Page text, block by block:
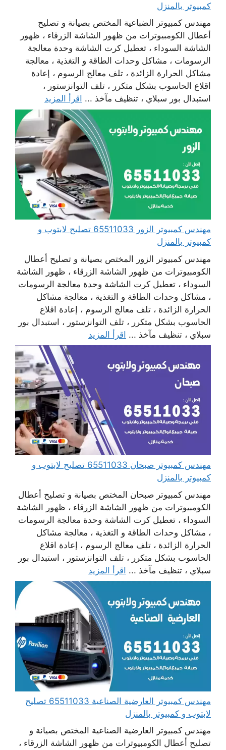
كمبيوتر بالمنزل
مهندس كمبيوتر الضباعية المختص بصيانة و تصليح
أعطال الكومبيوترات من ظهور الشاشة الزرقاء ، ظهور
الشاشة السوداء ، تعطيل كرت الشاشة وحدة معالجة
الرسومات ، مشاكل وحدات الطاقة و التغذية ، معالجة
مشاكل الحرارة الزائدة ، تلف معالج الرسوم ، إعادة
اقلاع الحاسوب بشكل متكرر ، تلف التوانزستور ،
استبدال بور سبلاي ، تنظيف مآخذ ... اقرأ المزيد
مهندس كمبيوتر الزور 65511033 تصليح لابتوب و
كمبيوتر بالمنزل
مهندس كمبيوتر الزور المختص بصيانة و تصليح أعطال
الكومبيوترات من ظهور الشاشة الزرقاء ، ظهور الشاشة
السوداء ، تعطيل كرت الشاشة وحدة معالجة الرسومات
، مشاكل وحدات الطاقة و التغذية ، معالجة مشاكل
الحرارة الزائدة ، تلف معالج الرسوم ، إعادة اقلاع
الحاسوب بشكل متكرر ، تلف التوانزستور ، استبدال بور
سبلاي ، تنظيف مآخذ ... اقرأ المزيد
مهندس كمبيوتر صبحان 65511033 تصليح لابتوب و
كمبيوتر بالمنزل
مهندس كمبيوتر صبحان المختص بصيانة و تصليح أعطال
الكومبيوترات من ظهور الشاشة الزرقاء ، ظهور الشاشة
السوداء ، تعطيل كرت الشاشة وحدة معالجة الرسومات
، مشاكل وحدات الطاقة و التغذية ، معالجة مشاكل
الحرارة الزائدة ، تلف معالج الرسوم ، إعادة اقلاع
الحاسوب بشكل متكرر ، تلف التوانزستور ، استبدال بور
سبلاي ، تنظيف مآخذ ... اقرأ المزيد
مهندس كمبيوتر العارضية الصناعية 65511033 تصليح
لابتوب و كمبيوتر بالمنزل
مهندس كمبيوتر العارضية الصناعية المختص بصيانة و
تصليح أعطال الكومبيوترات من ظهور الشاشة الزرقاء ،